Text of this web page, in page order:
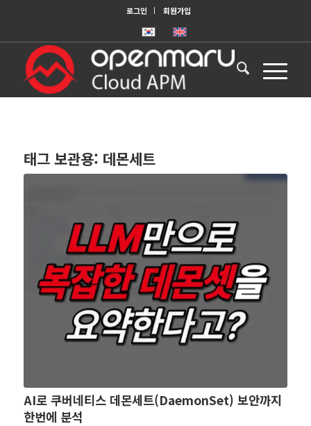
로그인 회원가입
태그 보관용: 데몬세트
AI로 쿠버네티스 데몬세트(DaemonSet) 보안까지
한번에 분석